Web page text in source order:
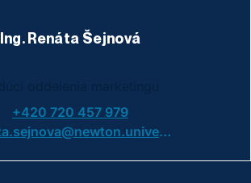
Ing. Renáta Šejnová
+420 720 457 979
renata.sejnova@newton.university